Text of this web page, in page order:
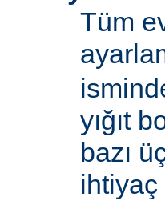
Tüm
yığıt
bazı
ihtiyaç